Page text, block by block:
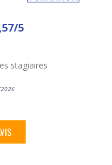
5
stagiaires